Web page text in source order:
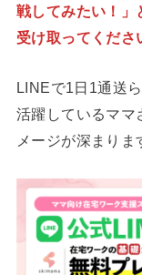
戦してみたい！」
受け取ってくださ
LINEで1日1通送
活躍しているママ
メージが深まりま